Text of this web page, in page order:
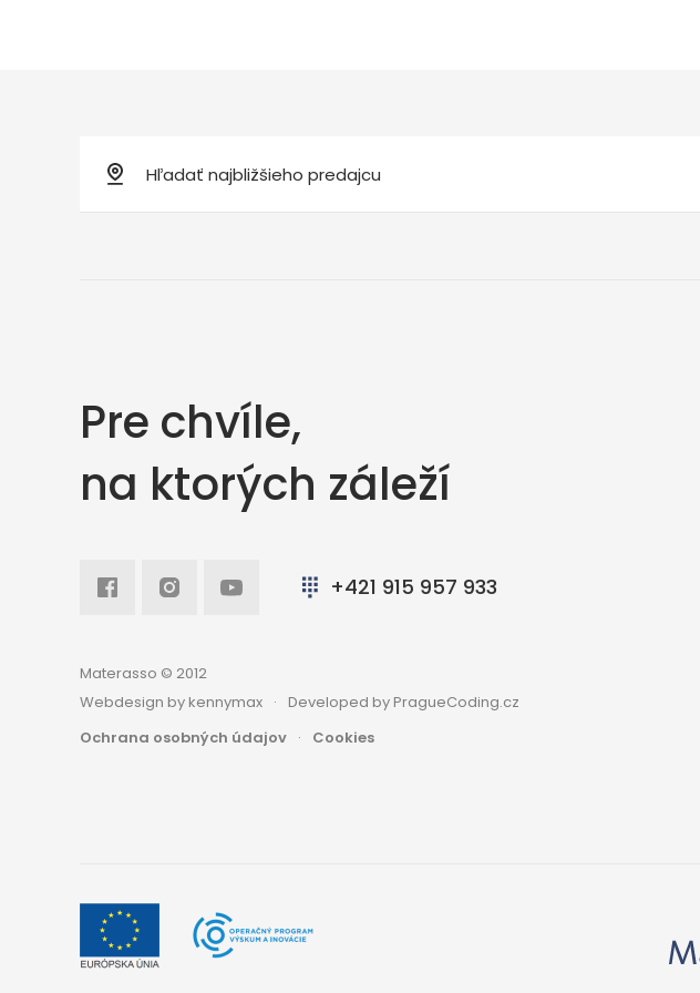
Pre chvíle,
na ktorých záleží
+421 915 957 933
Materasso © 2012
Webdesign by kennymax
Developed by PragueCoding.cz
Ochrana osobných údajov
Cookies